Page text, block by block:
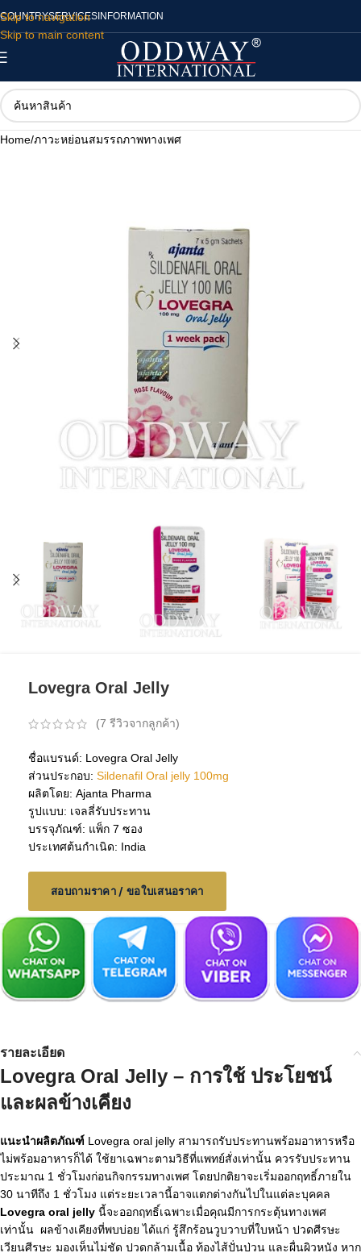
Skip to navigation
Skip to main content
COUNTRYSERVICES INFORMATION
Home/ภาวะหย่อนสมรรถภาพทางเพศ
Lovegra Oral Jelly
(7 รีวิวจากลูกค้า)
ชื่อแบรนด์: Lovegra Oral Jelly
ส่วนประกอบ: Sildenafil Oral jelly 100mg
ผลิตโดย: Ajanta Pharma
รูปแบบ: เจลลี่รับประทาน
บรรจุภัณฑ์: แพ็ก 7 ซอง
ประเทศต้นกำเนิด: India
สอบถามราคา / ขอใบเสนอราคา
รายละเอียด
Lovegra Oral Jelly – การใช้ ประโยชน์
และผลข้างเคียง
แนะนำผลิตภัณฑ์ Lovegra oral jelly สามารถรับประทานพร้อมอาหารหรือ
ไม่พร้อมอาหารก็ได้ ใช้ยาเฉพาะตามวิธีที่แพทย์สั่งเท่านั้น ควรรับประทาน
ประมาณ 1 ชั่วโมงก่อนกิจกรรมทางเพศ โดยปกติยาจะเริ่มออกฤทธิ์ภายใน
30 นาทีถึง 1 ชั่วโมง แต่ระยะเวลานี้อาจแตกต่างกันไปในแต่ละบุคคล
Lovegra oral jelly นี้จะออกฤทธิ์เฉพาะเมื่อคุณมีการกระตุ้นทางเพศ
เท่านั้น ผลข้างเคียงที่พบบ่อย ได้แก่ รู้สึกร้อนวูบวาบที่ใบหน้า ปวดศีรษะ
เวียนศีรษะ มองเห็นไม่ชัด ปวดกล้ามเนื้อ ท้องไส้ปั่นป่วน และผื่นผิวหนัง หาก